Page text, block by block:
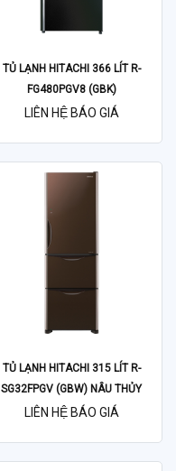
TỦ LẠNH HITACHI 366 LÍT R-
FG480PGV8 (GBK)
LIÊN HỆ BÁO GIÁ
TỦ LẠNH HITACHI 315 LÍT R-
SG32FPGV (GBW) NÂU THỦY
TINH
LIÊN HỆ BÁO GIÁ